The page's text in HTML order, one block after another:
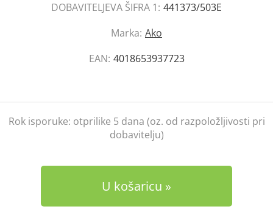
DOBAVITELJEVA ŠIFRA 1: 441373/503E
Marka: Ako
EAN: 4018653937723
Rok isporuke: otprilike 5 dana (oz. od razpoložljivosti pri
dobavitelju)
U košaricu